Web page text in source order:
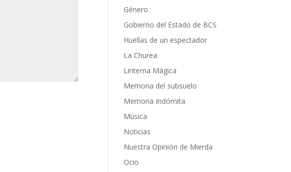
Género
Gobierno del Estado de BCS
Huellas de un espectador
La Churea
Linterna Mágica
Memoria del subsuelo
Memoria Indómita
Música
Noticias
Nuestra Opinión de Mierda
Ocio